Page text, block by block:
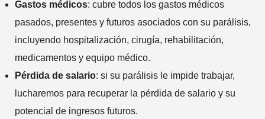
n
c
i
n
e
Gastos médicos: cubre todos los gastos médicos
pasados, presentes y futuros asociados con su parálisis,
incluyendo hospitalización, cirugía, rehabilitación,
medicamentos y equipo médico.
Pérdida de salario: si su parálisis le impide trabajar,
lucharemos para recuperar la pérdida de salario y su
potencial de ingresos futuros.